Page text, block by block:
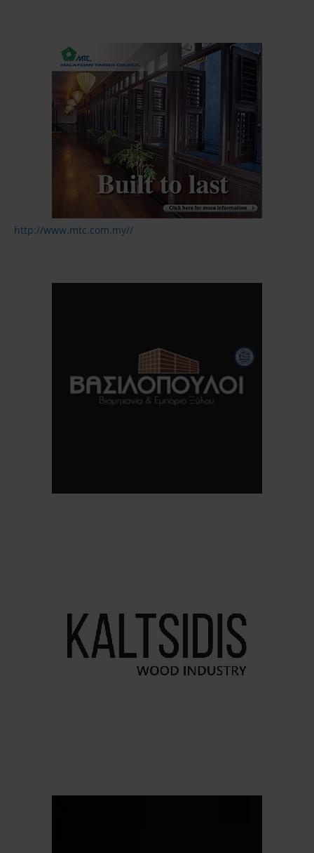
http://www.mtc.com.my//